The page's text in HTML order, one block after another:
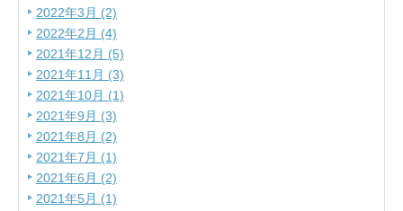
2022年3月 (2)
2022年2月 (4)
2021年12月 (5)
2021年11月 (3)
2021年10月 (1)
2021年9月 (3)
2021年8月 (2)
2021年7月 (1)
2021年6月 (2)
2021年5月 (1)